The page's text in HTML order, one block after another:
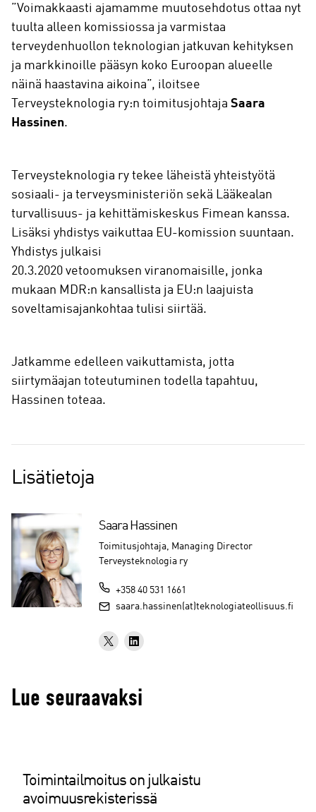
”Voimakkaasti ajamamme muutosehdotus ottaa nyt
tuulta alleen komissiossa ja varmistaa
terveydenhuollon teknologian jatkuvan kehityksen
ja markkinoille pääsyn koko Euroopan alueelle
näinä haastavina aikoina”, iloitsee
Terveysteknologia ry:n toimitusjohtaja Saara
Hassinen.
Terveysteknologia ry tekee läheistä yhteistyötä
sosiaali- ja terveysministeriön sekä Lääkealan
turvallisuus- ja kehittämiskeskus Fimean kanssa.
Lisäksi yhdistys vaikuttaa EU-komission suuntaan.
Yhdistys julkaisi
20.3.2020 vetoomuksen viranomaisille, jonka
mukaan MDR:n kansallista ja EU:n laajuista
soveltamisajankohtaa tulisi siirtää.
Jatkamme edelleen vaikuttamista, jotta
siirtymäajan toteutuminen todella tapahtuu,
Hassinen toteaa.
Lisätietoja
Saara Hassinen
Toimitusjohtaja, Managing Director
Terveysteknologia ry
+358 40 531 1661
saara.hassinen(at)teknologiateollisuus.fi
Lue seuraavaksi
Toimintailmoitus on julkaistu
avoimuusrekisterissä